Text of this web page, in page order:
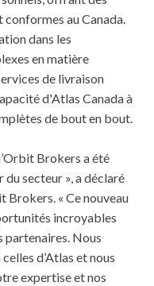
au Canada.
dans les
en matière
de livraison
d'Atlas Canada à
de bout en bout.
Brokers a été
du secteur », a déclaré
Brokers. « Ce nouveau
incroyables
partenaires. Nous
d’Atlas et nous
expertise et nos